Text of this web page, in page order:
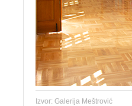
Izvor: Galerija Meštrović